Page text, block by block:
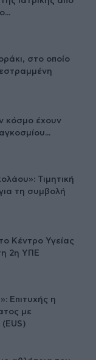
στο οποίο
κόσμο έχουν
Τιμητική
τη συμβολή
Κέντρο Υγείας
2η ΥΠΕ
Επιτυχής η
με